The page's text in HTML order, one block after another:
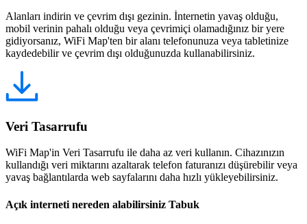
Alanları indirin ve çevrim dışı gezinin. İnternetin yavaş olduğu,
mobil verinin pahalı olduğu veya çevrimiçi olamadığınız bir yere
gidiyorsanız, WiFi Map'ten bir alanı telefonunuza veya tabletinize
kaydedebilir ve çevrim dışı olduğunuzda kullanabilirsiniz.
Veri Tasarrufu
WiFi Map'in Veri Tasarrufu ile daha az veri kullanın. Cihazınızın
kullandığı veri miktarını azaltarak telefon faturanızı düşürebilir veya
yavaş bağlantılarda web sayfalarını daha hızlı yükleyebilirsiniz.
Açık interneti nereden alabilirsiniz Tabuk